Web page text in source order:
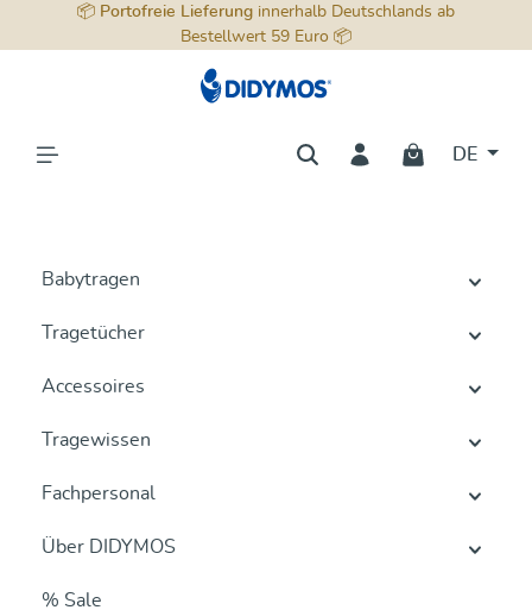
springen
📦 Portofreie Lieferung innerhalb Deutschlands ab
Bestellwert 59 Euro 📦
DE
Babytragen
Tragetücher
Accessoires
Tragewissen
Fachpersonal
Über DIDYMOS
% Sale